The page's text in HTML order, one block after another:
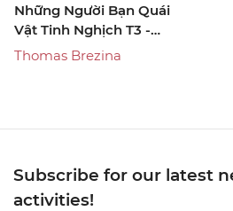
Những Người Bạn Quái
Vật Tinh Nghịch T3 -
Khách Sạn Quái Vật
Thomas Brezina
Subscribe for our latest
activities!